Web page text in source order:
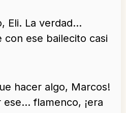
Eli. La verdad…
con ese bailecito casi
hacer algo, Marcos!
ese… flamenco, ¡era